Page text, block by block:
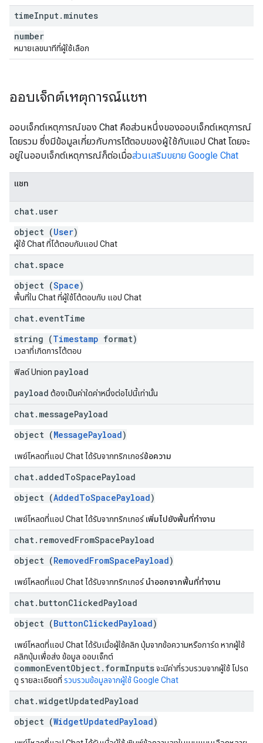
timeInput. minutes
number
หมายเลขนาทีที่ผู้ใช้เลือก
ออบเจ็กต์เหตุการณ์แชท
ออบเจ็กต์เหตุการณ์ของ Chat คือส่วนหนึ่งของออบเจ็กต์เหตุการณ์
โดยรวม ซึ่งมีข้อมูลเกี่ยวกับการโต้ตอบของผู้ใช้กับแอป Chat โดยจะ
อยู่ในออบเจ็กต์เหตุการณ์ก็ต่อเมื่อส่วนเสริมขยาย Google Chat
แชท
chat. user
object (User)
ผู้ใช้ Chat ที่โต้ตอบกับแอป Chat
chat. space
object (Space)
พื้นที่ใน Chat ที่ผู้ใช้โต้ตอบกับ แอป Chat
chat. eventTime
string (Timestamp format)
เวลาที่เกิดการโต้ตอบ
ฟิลด์ Union payload
payload ต้องเป็นค่าใดค่าหนึ่งต่อไปนี้เท่านั้น
chat. messagePayload
object (MessagePayload)
เพย์โหลดที่แอป Chat ได้รับจากทริกเกอร์ข้อความ
chat.addedToSpacePayload
object (AddedToSpacePayload)
เพย์โหลดที่แอป Chat ได้รับจากทริกเกอร์เพิ่มไปยังพื้นที่ทำงาน
chat. removedFromSpacePayload
object (RemovedFromSpacePayload)
เพย์โหลดที่แอป Chat ได้รับจากทริกเกอร์นำออกจากพื้นที่ทำงาน
chat. buttonClickedPayload
object (ButtonClickedPayload)
เพย์โหลดที่แอป Chat ได้รับเมื่อผู้ใช้คลิก ปุ่มจากข้อความหรือการ์ด หากผู้ใช้
คลิกปุ่มเพื่อส่ง ข้อมูล ออบเจ็กต์
commonEventObject.formInputsจะมีค่าที่รวบรวมจากผู้ใช้ โปรด
ดู รายละเอียดที่ รวบรวมข้อมูลจากผู้ใช้ Google Chat
chat.widgetUpdatedPayload
object (WidgetUpdatedPayload)